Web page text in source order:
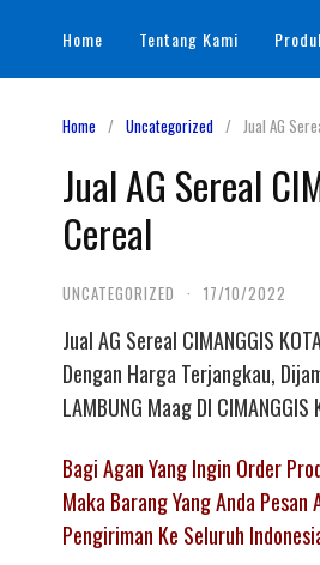
content
Home Tentang Kami
Home Uncategorized Jual AG
Jual AG Sereal
Cereal
UNCATEGORIZED · 17/10/2022
Jual AG Sereal CIMANGGIS
Dengan Harga Terjangkau,
LAMBUNG Maag DI CIMANGGIS
Bagi Agan Yang Ingin Order
Maka Barang Yang Anda
Pengiriman Ke Seluruh